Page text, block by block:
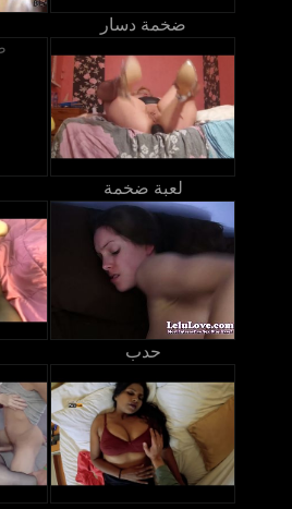
ضخمة دسار
لعبة ضخمة
حدب